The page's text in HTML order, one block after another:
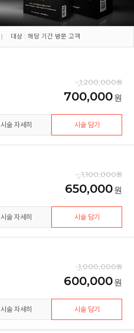
대상 : 해당 기간 방문 고객
1,200,000
700,000
시술 자세히 시술 담기
1,100,000
650,000
시술 자세히 시술 담기
1,000,000
600,000
시술 자세히 시술 담기